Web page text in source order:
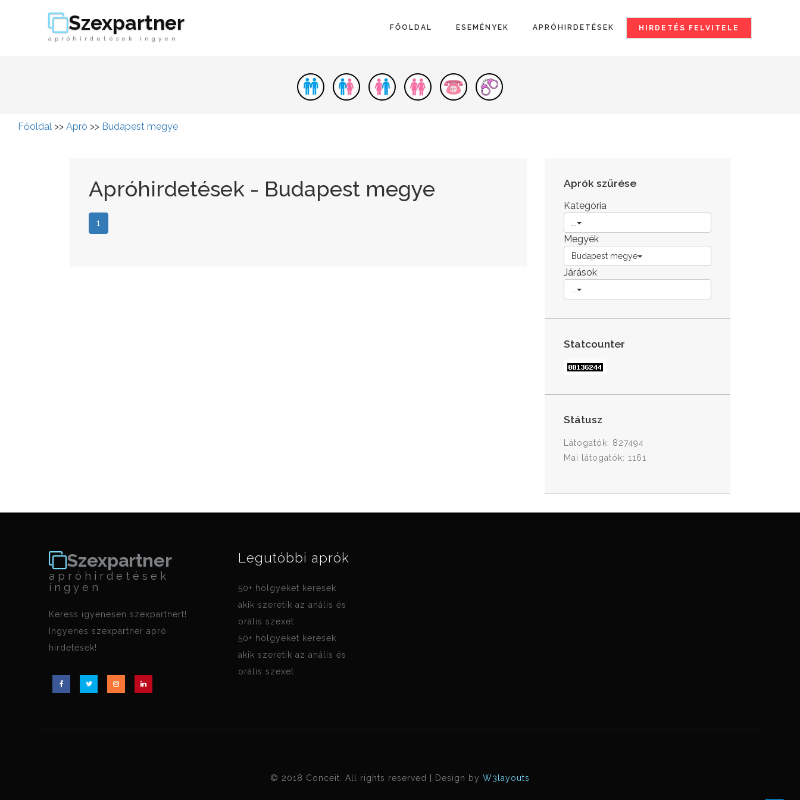
Szexpartner
apróhirdetések ingyen
HIRDETÉS FELVITELE
FŐOLDAL ESEMÉNYEK APRÓHIRDETÉSEK
Főoldal >> Apró >> Budapest megye
Apróhirdetések - Budapest megye
1
Aprók szűrése
Kategória
Megyék
Budapest megye
Járások
Statcounter
Státusz
Látogatók: 827494
Mai látogatók: 1161
Szexpartner
apróhirdetések
ingyen
Keress igyenesen szexpartnert!
Ingyenes szexpartner apró
hirdetések!
Legutóbbi aprók
50+ hölgyeket keresek
akik szeretik az anális és
orális szexet
50+ hölgyeket keresek
akik szeretik az anális és
orális szexet
© 2018 Conceit. All rights reserved | Design by W3layouts